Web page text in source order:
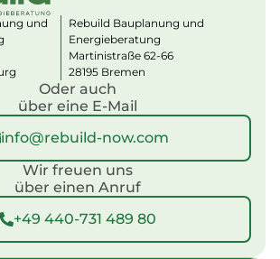
und
Rebuild Bauplanung und
Energieberatung
Martinistraße 62-66
28195 Bremen
Wir freuen uns
über einen Anruf
+49 440-731 489 80
Oder auch
über eine E-Mail
info@rebuild-now.com